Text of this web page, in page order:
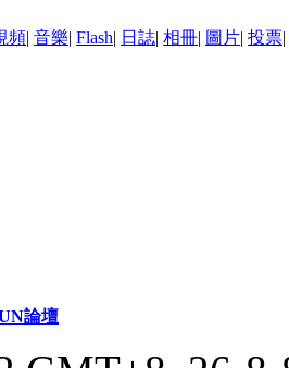
頻| 音樂| Flash| 日誌| 相冊| 圖片| 投票|
論壇